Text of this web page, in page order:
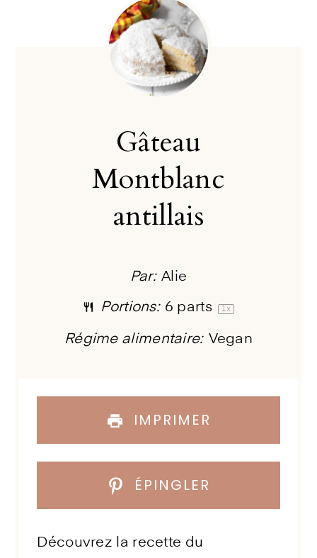
Gâteau
Montblanc
antillais
Par: Alie
Portions: 6 parts 1x
Régime alimentaire: Vegan
IMPRIMER
ÉPINGLER
Découvrez la recette du